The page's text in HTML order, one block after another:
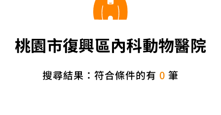
桃園市復興區內科動物醫院
搜尋結果：符合條件的有 0 筆